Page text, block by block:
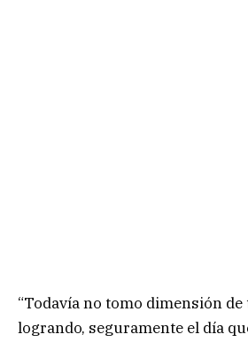
“Todavía no tomo dimensión
logrando, seguramente el día